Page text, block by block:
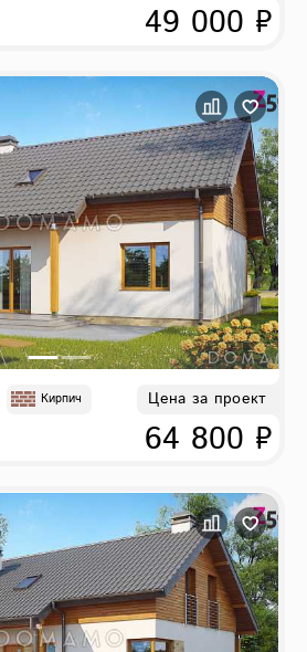
49 000 ₽
Кирпич Цена за проект
64 800 ₽